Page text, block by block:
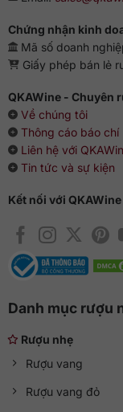
Chứng nhận kinh
Mã số doanh
Giấy phép bán lẻ
QKAWine - Chuyên
Về chúng tôi
Thông cáo báo chí
Liên hệ với
Tin tức và sự kiện
Kết nối với QKAWine
Danh mục rượu
Rượu nhẹ
Rượu vang
Rượu vang đỏ